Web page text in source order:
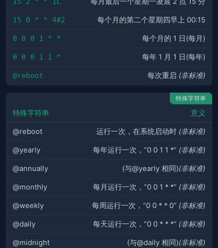
15 0 * * 4#2 每个月的第二个星期四早上 00:15
0 0 0 1 * * 每个月的 1 日(每月)
0 0 0 1 1 * 每年 1 月 1 日(每年)
@reboot 每次重启 (非标准)
特殊字符串
特殊字符串 意义
@reboot 运行一次，在系统启动时 (非标准)
@yearly 每年运行一次，“0 0 1 1 *” (非标准)
@annually (与@yearly 相同)(非标准)
@monthly 每月运行一次，“0 0 1 * *” (非标准)
@weekly 每周运行一次，“0 0 * * 0” (非标准)
@daily 每天运行一次，“0 0 * * *” (非标准)
@midnight (与@daily 相同)(非标准)